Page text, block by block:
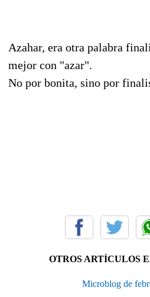
Azahar, era otra palabra
mejor con "azar".
No por bonita, sino por
OTROS ARTÍCULOS
Microblog de